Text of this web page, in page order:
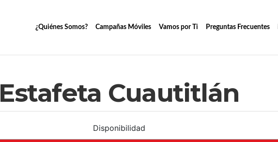
¿Quiénes Somos? Campañas Móviles Vamos por Ti Preguntas Frecuentes
Estafeta Cuautitlán
Disponibilidad